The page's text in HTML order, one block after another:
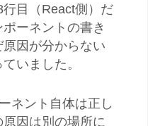
行目（React側）だ
ーネントの書き
因が分からない
いました。
ネント自体は正し
因は別の場所に